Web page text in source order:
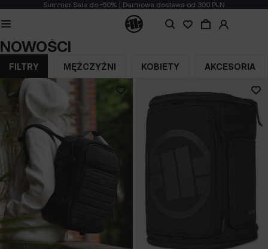
Summer Sale do -50% | Darmowa dostawa od 300 PLN
NOWOŚCI
FILTRY MĘŻCZYŹNI KOBIETY AKCESORIA